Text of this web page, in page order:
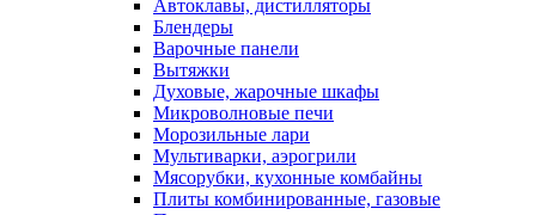
Автоклавы, дистилляторы
Блендеры
Варочные панели
Вытяжки
Духовые, жарочные шкафы
Микроволновые печи
Морозильные лари
Мультиварки, аэрогрили
Мясорубки, кухонные комбайны
Плиты комбинированные, газовые